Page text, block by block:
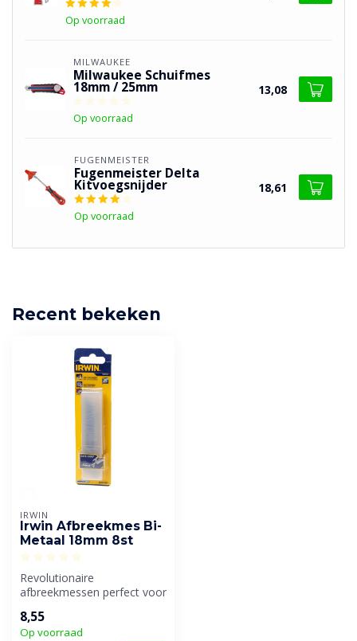
Op voorraad
MILWAUKEE
Milwaukee Schuifmes
18mm / 25mm
Op voorraad
13,08
FUGENMEISTER
Fugenmeister Delta
Kitvoegsnijder
Op voorraad
18,61
Recent bekeken
IRWIN
Irwin Afbreekmes Bi-
Metaal 18mm 8st
Revolutionaire
afbreekmessen perfect voor
Gaan 3x langer...
8,55
Op voorraad